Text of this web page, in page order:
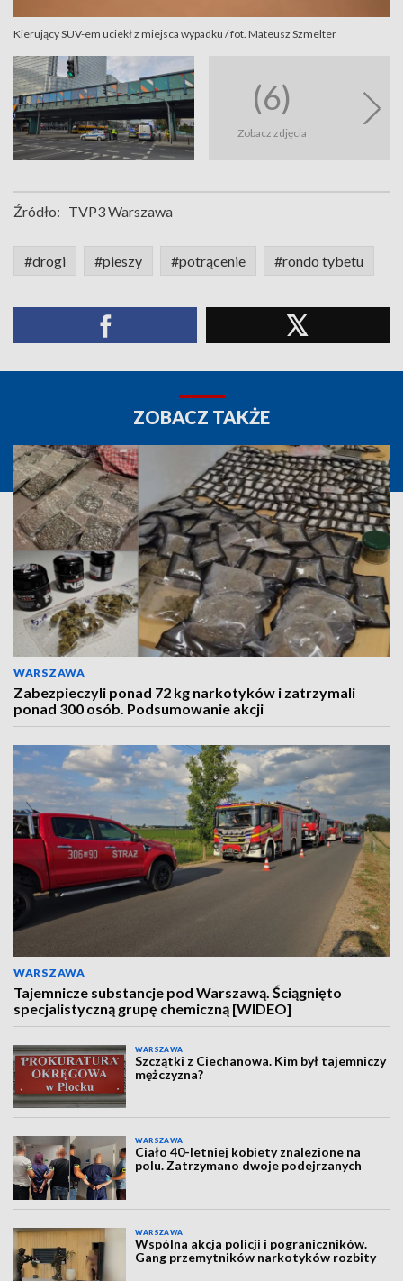
Kierujący SUV-em uciekł z miejsca wypadku / fot. Mateusz Szmelter
(6)
Zobacz zdjęcia
Źródło: TVP3 Warszawa
#drogi #pieszy #potrącenie #rondo tybetu
ZOBACZ TAKŻE
WARSZAWA
Zabezpieczyli ponad 72 kg narkotyków i zatrzymali
ponad 300 osób. Podsumowanie akcji
WARSZAWA
Tajemnicze substancje pod Warszawą. Ściągnięto
specjalistyczną grupę chemiczną [WIDEO]
WARSZAWA
Szczątki z Ciechanowa. Kim był tajemniczy
mężczyzna?
WARSZAWA
Ciało 40-letniej kobiety znalezione na
polu. Zatrzymano dwoje podejrzanych
WARSZAWA
Wspólna akcja policji i pograniczników.
Gang przemytników narkotyków rozbity